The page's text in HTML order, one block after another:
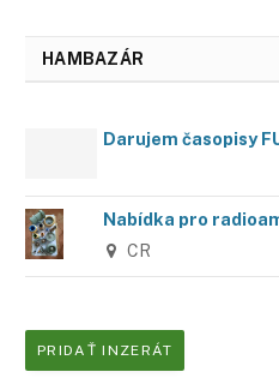
HAMBAZÁR
Darujem časopisy
Nabídka pro
CR
PRIDAŤ INZERÁT